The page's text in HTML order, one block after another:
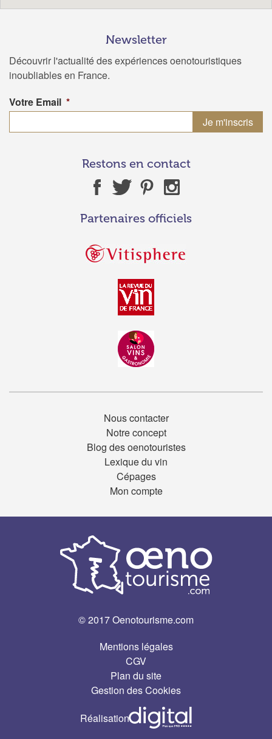
Newsletter
Découvrir l'actualité des expériences oenotouristiques
inoubliables en France.
Votre Email *
Restons en contact
Partenaires officiels
Nous contacter
Notre concept
Blog des oenotouristes
Lexique du vin
Cépages
Mon compte
© 2017 Oenotourisme.com
Réalisation
Mentions légales
CGV
Plan du site
Gestion des Cookies